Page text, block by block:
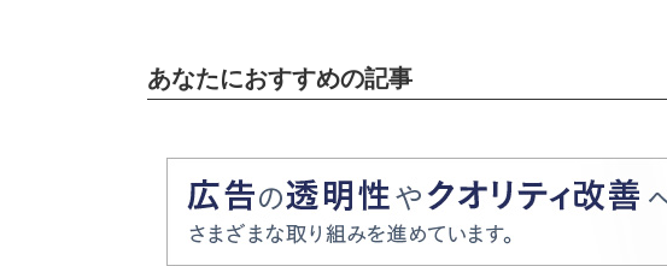
あなたにおすすめの記事